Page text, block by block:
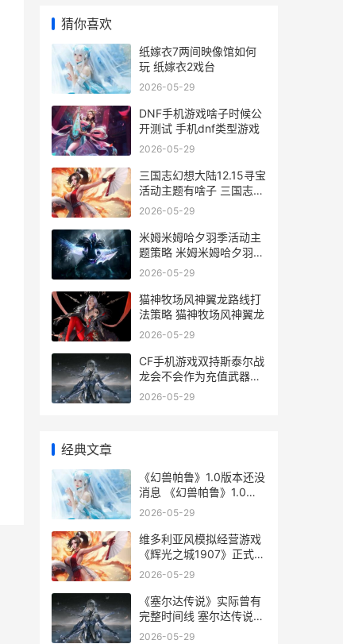
猜你喜欢
纸嫁衣7两间映像馆如何
玩 纸嫁衣2戏台
2026-05-29
DNF手机游戏啥子时候公
开测试 手机dnf类型游戏
2026-05-29
三国志幻想大陆12.15寻宝
活动主题有啥子 三国志幻
想大陆0.1折
2026-05-29
米姆米姆哈夕羽季活动主
题策略 米姆米姆哈夕羽雀
怎么培育
2026-05-29
猫神牧场风神翼龙路线打
法策略 猫神牧场风神翼龙
2026-05-29
CF手机游戏双持斯泰尔战
龙会不会作为充值武器上
线 cf手机游戏双持怎么玩
2026-05-29
经典文章
《幻兽帕鲁》1.0版本还没
消息 《幻兽帕鲁》1.0上
线了吗
2026-05-29
维多利亚风模拟经营游戏
《辉光之城1907》正式首
曝 维多利亚模拟器
2026-05-29
《塞尔达传说》实际曾有
完整时间线 塞尔达传说王
国之泪最强武器
2026-05-29